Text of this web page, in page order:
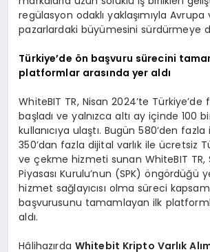
regülasyon odaklı yaklaşımıyla
pazarlardaki büyümesini sürdürmeye
Türkiye’de ön başvuru sürecini
platformlar arasında yer aldı
WhiteBIT TR, Nisan 2024’te
başladı ve yalnızca altı ay içinde 100
kullanıcıya ulaştı. Bugün 580’den
350’dan fazla dijital varlık ile ücretsiz
ve çekme hizmeti sunan WhiteBIT TR,
Piyasası Kurulu’nun (SPK) öngördüğü
hizmet sağlayıcısı olma süreci
başvurusunu tamamlayan ilk
aldı.
Hâlihazırda Whitebit Kripto Varlık